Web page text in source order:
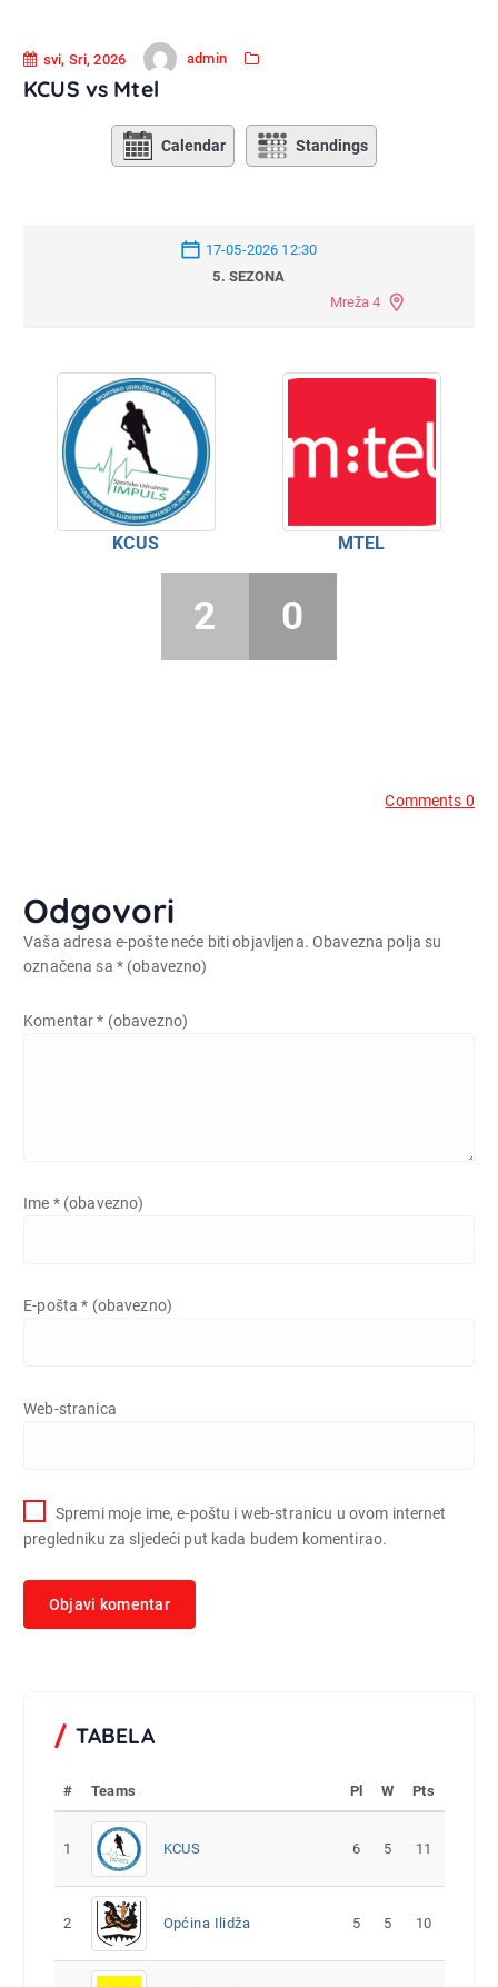
svi, Sri, 2026 admin
KCUS vs Mtel
Calendar Standings
17-05-2026 12:30
5. SEZONA
Mreža 4
KCUS MTEL
2 0
Comments 0
Odgovori
Vaša adresa e-pošte neće biti objavljena. Obavezna polja su
označena sa * (obavezno)
Komentar* (obavezno)
Ime * (obavezno)
E-pošta* (obavezno)
Web-stranica
Spremi moje ime, e-poštu i web-stranicu u ovom internet
pregledniku za sljedeći put kada budem komentirao.
TABELA
# Teams Pl W Pts
1 KCUS 6 5 11
2 Općina Ilidža 5 5 10